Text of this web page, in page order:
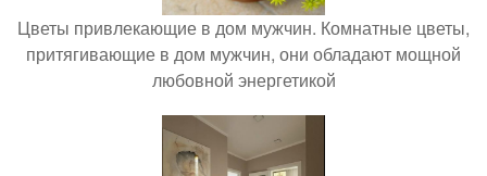
Цветы привлекающие в дом мужчин. Комнатные цветы,
притягивающие в дом мужчин, они обладают мощной
любовной энергетикой